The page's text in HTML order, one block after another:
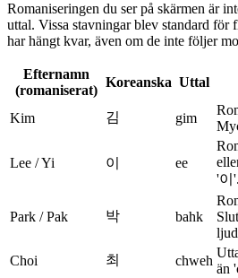
Romaniseringen du ser på skärmen är
uttal. Vissa stavningar blev standard för
har hängt kvar, även om de inte följer
Efternamn
(romaniserat)
Koreanska Uttal
Kim 김 gim
Lee / Yi 이 ee
'이'.
Park / Pak 박 bahk
Choi
최 chweh
än